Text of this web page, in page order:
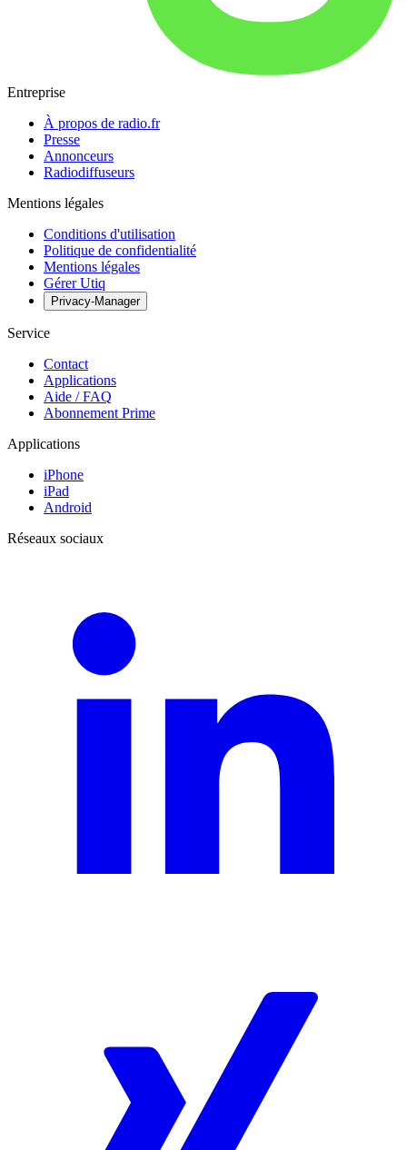
Entreprise
À propos de radio.fr
Presse
Annonceurs
Radiodiffuseurs
Mentions légales
Conditions d'utilisation
Politique de confidentialité
Mentions légales
Gérer Utiq
Privacy-Manager
Service
Contact
Applications
Aide / FAQ
Abonnement Prime
Applications
iPhone
iPad
Android
Réseaux sociaux